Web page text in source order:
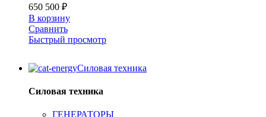
650 500 ₽
В корзину
Сравнить
Быстрый просмотр
Силовая техника
Силовая техника
ГЕНЕРАТОРЫ